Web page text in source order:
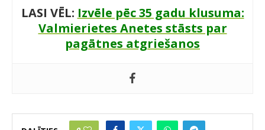
LASI VĒL: Izvēle pēc 35 gadu klusuma:
Valmierietes Anetes stāsts par
pagātnes atgriešanos